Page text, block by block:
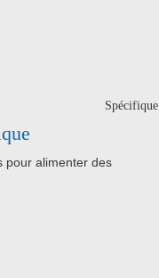
Spécifique
pour alimenter des